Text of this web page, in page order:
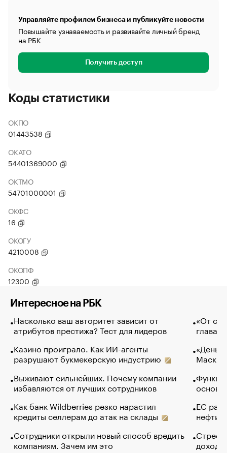
Управляйте профилем бизнеса и публикуйте новости
Повышайте узнаваемость и развивайте личный бренд
на РБК
Получить доступ
Коды статистики
ОКПО
01443538
ОКАТО
54401369000
ОКТМО
54701000001
ОКФС
16
ОКОГУ
4210008
ОКОПФ
12300
Интересное на РБК
Насколько ваш авторитет зависит от
атрибутов престижа? Тест для лидеров
Казино проиграло. Как ИИ-агенты
разрушают букмекерскую индустрию
Выживают сильнейших. Почему компании
избавляются от лучших сотрудников
Как банк Wildberries резко нарастил
кредиты селлерам до атак на склады
Сотрудники открыли новый способ вредить
компаниям. Зачем им это
«От
глава
Маск в
основ
ЕС
нефти